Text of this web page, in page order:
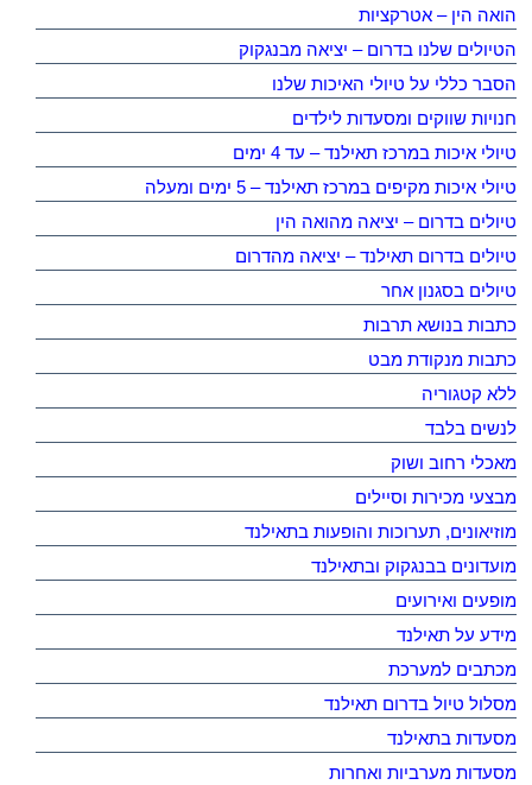
הואה הין – אטרקציות
הטיולים שלנו בדרום – יציאה מבנגקוק
הסבר כללי על טיולי האיכות שלנו
חנויות שווקים ומסעדות לילדים
טיולי איכות במרכז תאילנד – עד 4 ימים
טיולי איכות מקיפים במרכז תאילנד – 5 ימים ומעלה
טיולים בדרום – יציאה מהואה הין
טיולים בדרום תאילנד – יציאה מהדרום
טיולים בסגנון אחר
כתבות בנושא תרבות
כתבות מנקודת מבט
ללא קטגוריה
לנשים בלבד
מאכלי רחוב ושוק
מבצעי מכירות וסיילים
מוזיאונים, תערוכות והופעות בתאילנד
מועדונים בבנגקוק ובתאילנד
מופעים ואירועים
מידע על תאילנד
מכתבים למערכת
מסלול טיול בדרום תאילנד
מסעדות בתאילנד
מסעדות מערביות ואחרות